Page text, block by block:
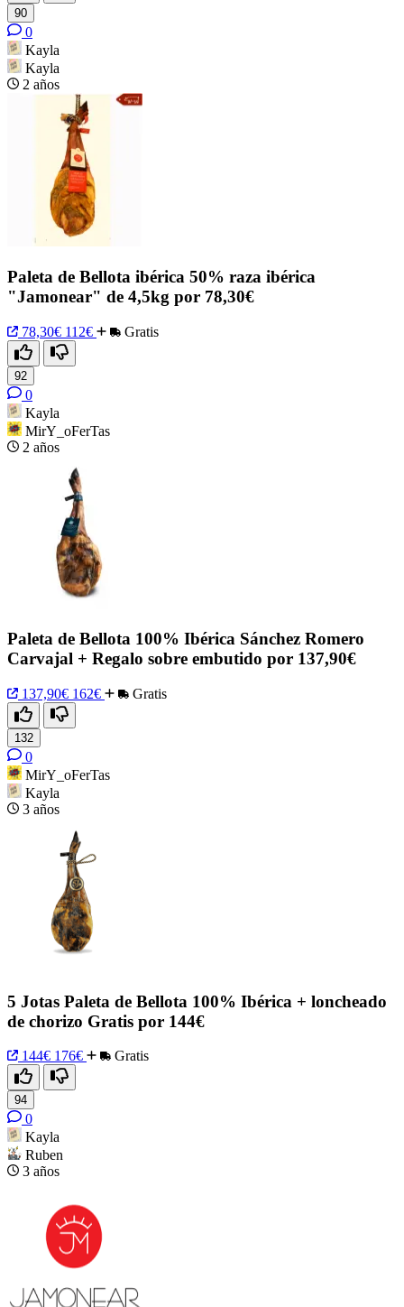
90
0
Kayla
Kayla
2 años
Paleta de Bellota ibérica 50% raza ibérica
"Jamonear" de 4,5kg por 78,30€
78,30€ 112€ Gratis
92
0
Kayla
MirY_oFerTas
2 años
Paleta de Bellota 100% Ibérica Sánchez Romero
Carvajal + Regalo sobre embutido por 137,90€
137,90€ 162€ Gratis
132
0
MirY_oFerTas
Kayla
3 años
5 Jotas Paleta de Bellota 100% Ibérica + loncheado
de chorizo Gratis por 144€
144€ 176€ Gratis
94
0
Kayla
Ruben
3 años